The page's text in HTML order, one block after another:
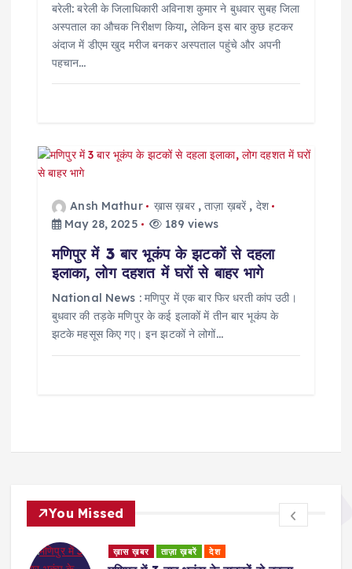
बरेली: बरेली के जिलाधिकारी अविनाश कुमार ने बुधवार सुबह जिला
अस्पताल का औचक निरीक्षण किया, लेकिन इस बार कुछ हटकर
अंदाज में डीएम खुद मरीज बनकर अस्पताल पहुंचे और अपनी
पहचान…
Ansh Mathur ख़ास ख़बर,ताज़ा ख़बरें , देश
May 28, 2025
189 views
मणिपुर में 3 बार भूकंप के झटकों से दहला
इलाका, लोग दहशत में घरों से बाहर भागे
National News : मणिपुर में एक बार फिर धरती कांप उठी।
बुधवार की तड़के मणिपुर के कई इलाकों में तीन बार भूकंप के
झटके महसूस किए गए। इन झटकों ने लोगों…
You Missed
ख़ास ख़बर ताज़ा ख़बरें देश